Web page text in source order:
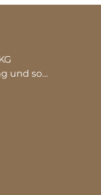
und so…